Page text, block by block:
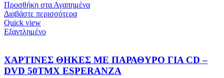
Προσθήκη στα Αγαπημένα
Διαβάστε περισσότερα
Quick view
Εξαντλημένο
ΧΑΡΤΙΝΕΣ ΘΗΚΕΣ ΜΕ ΠΑΡΑΘΥΡΟ ΓΙΑ CD –
DVD 50ΤΜΧ ESPERANZA